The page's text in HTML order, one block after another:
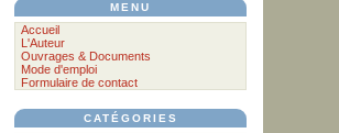
MENU
Accueil
L'Auteur
Ouvrages & Documents
Mode d'emploi
Formulaire de contact
CATÉGORIES